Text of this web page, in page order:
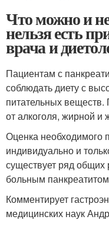
Что можно и
нельзя есть
врача и
Пациентам с
соблюдать диету с
питательных веществ.
от алкоголя, жирной
Оценка необходимого
индивидуально и
существует ряд общих
больным
Комментирует
медицинских наук